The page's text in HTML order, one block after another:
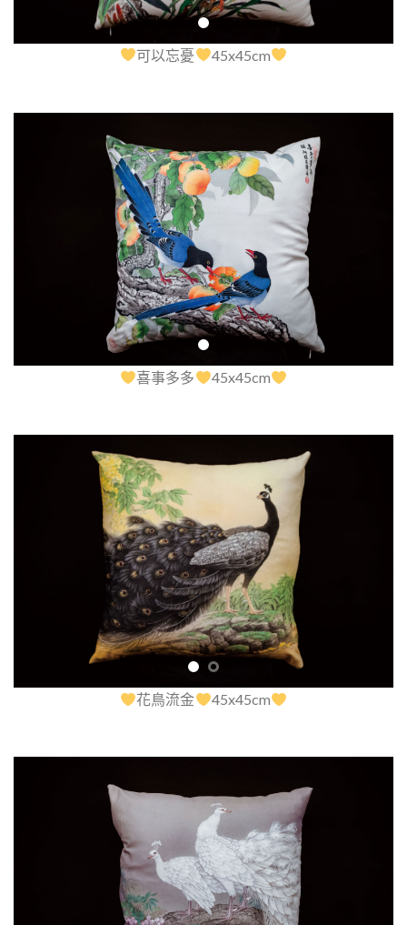
可以忘憂 45x45cm
喜事多多 45x45cm
花鳥流金 45x45cm